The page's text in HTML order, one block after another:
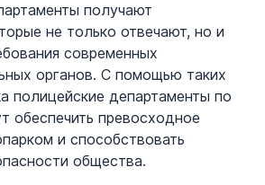
получают
не только отвечают, но и
современных
органов. С помощью таких
полицейские департаменты по
обеспечить превосходное
и способствовать
общества.